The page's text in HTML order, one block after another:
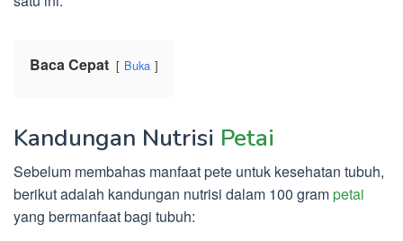
Baca Cepat Buka
Kandungan Nutrisi Petai
Sebelum membahas manfaat pete untuk kesehatan tubuh,
berikut adalah kandungan nutrisi dalam 100 grampetai
yang bermanfaat bagi tubuh: